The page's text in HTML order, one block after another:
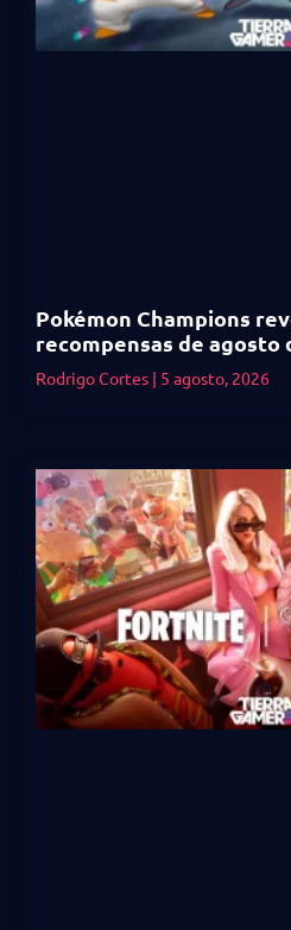
Pokémon Champions
recompensas de agosto
Rodrigo Cortes 5 agosto, 2026